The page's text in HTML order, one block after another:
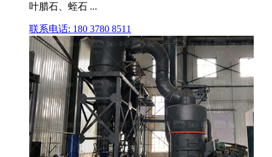
叶腊石、蛭石 ...
联系电话: 180 3780 8511